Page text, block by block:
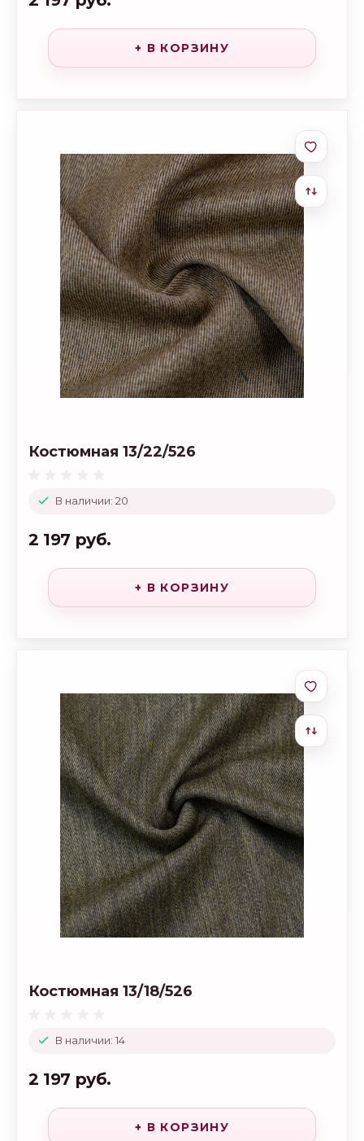
+ В КОРЗИНУ
В наличии: 20
Костюмная 13/22/526
2 197 руб.
+ В КОРЗИНУ
В наличии: 14
Костюмная 13/18/526
2 197 руб.
+ В КОРЗИНУ